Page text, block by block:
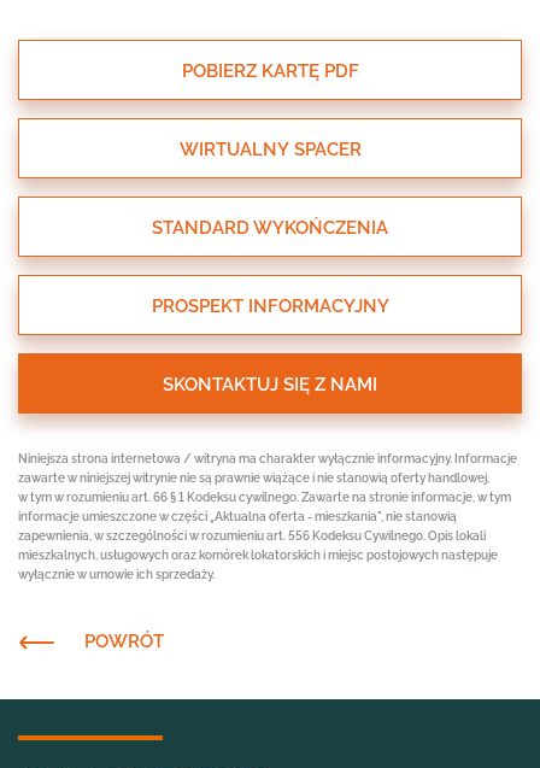
POBIERZ KARTĘ PDF
WIRTUALNY SPACER
STANDARD WYKOŃCZENIA
PROSPEKT INFORMACYJNY
SKONTAKTUJ SIĘ Z NAMI
Niniejsza strona internetowa / witryna ma charakter wyłącznie informacyjny. Informacje
zawarte w niniejszej witrynie nie są prawnie wiążące i nie stanowią oferty handlowej,
w tym w rozumieniu art. 66 § 1 Kodeksu cywilnego. Zawarte na stronie informacje, w tym
informacje umieszczone w części „Aktualna oferta - mieszkania", nie stanowią
zapewnienia, w szczególności w rozumieniu art. 556 Kodeksu Cywilnego. Opis lokali
mieszkalnych, usługowych oraz komórek lokatorskich i miejsc postojowych następuje
wyłącznie w umowie ich sprzedaży.
POWRÓT